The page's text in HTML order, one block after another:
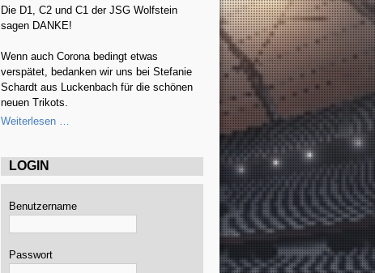
Die D1, C2 und C1 der JSG Wolfstein
sagen DANKE!
Wenn auch Corona bedingt etwas
verspätet, bedanken wir uns bei Stefanie
Schardt aus Luckenbach für die schönen
neuen Trikots.
Weiterlesen …
Danke
LOGIN
Benutzername
Passwort